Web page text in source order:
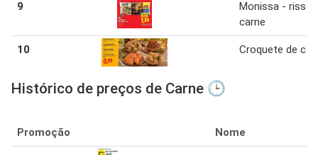
9
Monissa -
carne
10 Croquete de
Histórico de preços de Carne 🕒
Promoção Nome